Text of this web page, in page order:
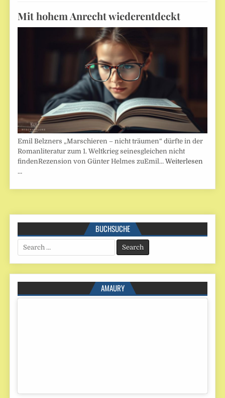
Mit hohem Anrecht wiederentdeckt
Emil Belzners „Marschieren – nicht träumen“ dürfte in der
Romanliteratur zum 1. Weltkrieg seinesgleichen nicht
findenRezension von Günter Helmes zuEmil…Weiterlesen
…
BUCHSUCHE
Search
for:
AMAURY